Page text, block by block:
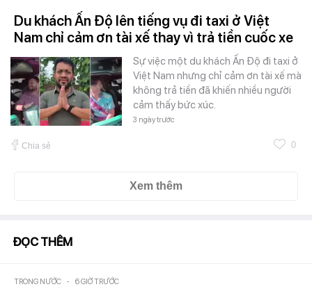
Du khách Ấn Độ lên tiếng vụ đi taxi ở Việt
Nam chỉ cảm ơn tài xế thay vì trả tiền cuốc xe
Sự việc một du khách Ấn Độ đi taxi ở
Việt Nam nhưng chỉ cảm ơn tài xế mà
không trả tiền đã khiến nhiều người
cảm thấy bức xúc.
3 ngày trước
Chia sẻ 0
Xem thêm
ĐỌC THÊM
TRONG NƯỚC - 6 GIỜ TRƯỚC